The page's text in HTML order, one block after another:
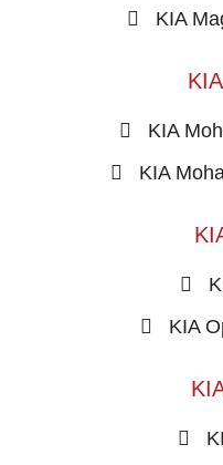
KIA
KIA
KIA
KIA